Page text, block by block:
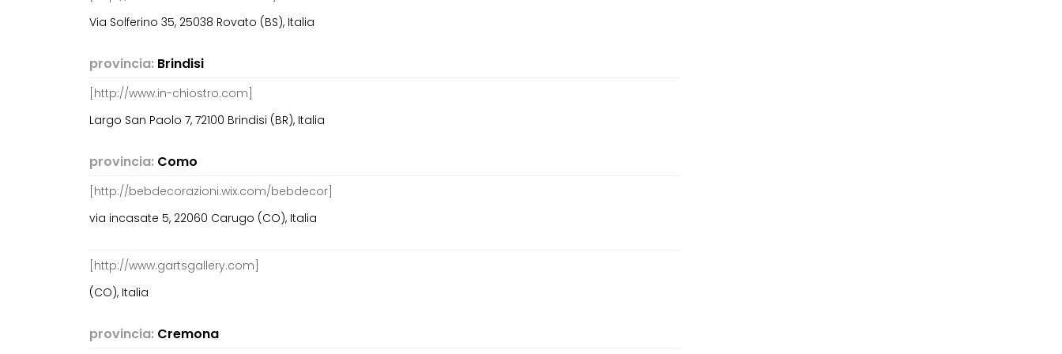
Via Solferino 35, 25038 Rovato (BS), Italia
provincia: Brindisi
[http://www.in-chiostro.com]
Largo San Paolo 7, 72100 Brindisi (BR), Italia
provincia: Como
[http://bebdecorazioni.wix.com/bebdecor]
via incasate 5, 22060 Carugo (CO), Italia
[http://www.gartsgallery.com]
(CO), Italia
provincia: Cremona